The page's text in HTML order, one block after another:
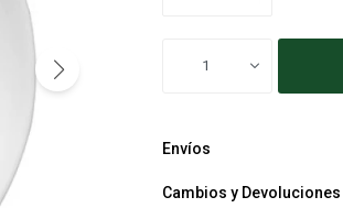
1
Envíos
Cambios y Devoluciones